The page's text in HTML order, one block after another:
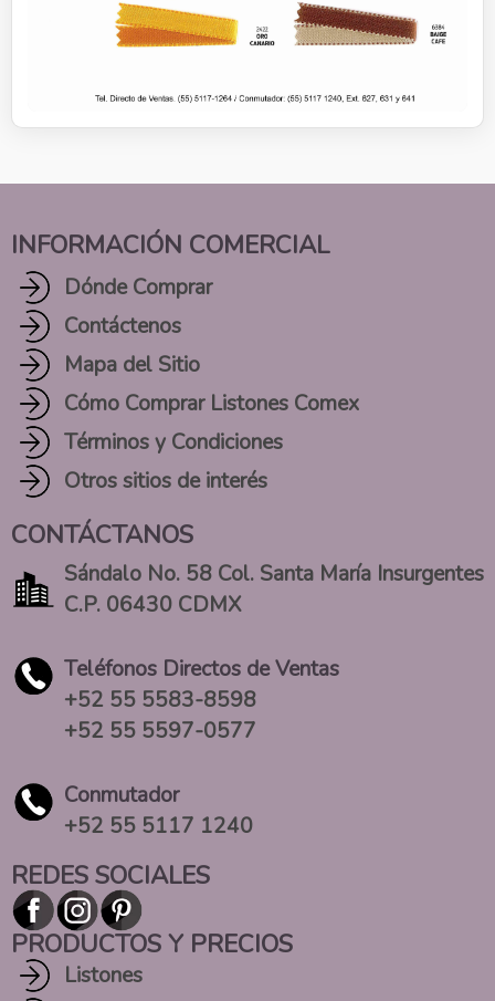
INFORMACIÓN COMERCIAL
Dónde Comprar
Contáctenos
Mapa del Sitio
Cómo Comprar Listones Comex
Términos y Condiciones
Otros sitios de interés
CONTÁCTANOS
Sándalo No. 58 Col. Santa María Insurgentes
C.P. 06430 CDMX
Teléfonos Directos de Ventas
+52 55 5583-8598
+52 55 5597-0577
Conmutador
+52 55 5117 1240
REDES SOCIALES
PRODUCTOS Y PRECIOS
Listones